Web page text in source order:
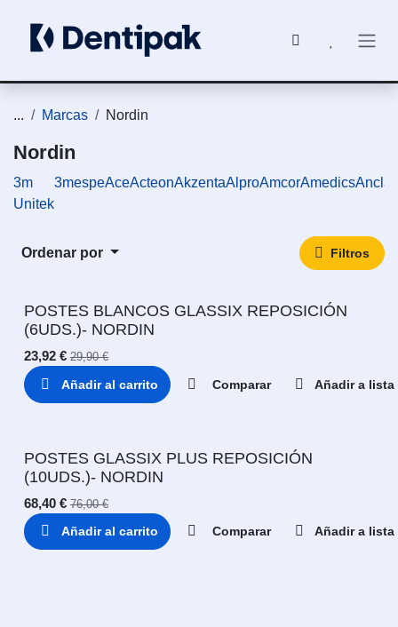
... Marcas Nordin
Nordin
3m
Unitek
3mespeAceActeonAkzentaAlproAmcorAmedics
Ordenar por Filtros
POSTES BLANCOS GLASSIX REPOSICIÓN
(6UDS.)- NORDIN
23,92 € 29,90€
Añadir al carrito Comparar Añadir a lista
POSTES GLASSIX PLUS REPOSICIÓN
(10UDS.)- NORDIN
68,40 € 76,00€
Añadir al carrito Comparar Añadir a lista